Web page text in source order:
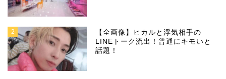
2
【全画像】ヒカルと浮気相手の
LINEトーク流出！普通にキモいと
話題！